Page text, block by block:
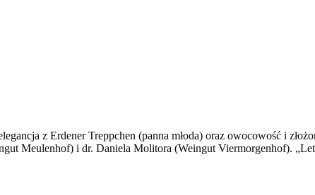
z Erdener Treppchen (panna młoda) oraz owocowość i
Meulenhof) i dr. Daniela Molitora (Weingut Viermorgenhof).